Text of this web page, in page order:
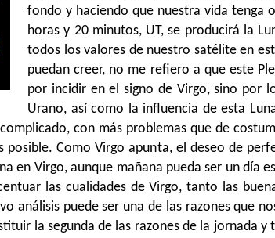
fondo y haciendo que nuestra vida tenga
horas y 20 minutos, UT, se producirá la
todos los valores de nuestro satélite en
puedan creer, no me refiero a que este
por incidir en el signo de Virgo, sino por
Urano, así como la influencia de esta
con más problemas que de
posible. Como Virgo apunta, el deseo de
en Virgo, aunque mañana pueda ser un día
las cualidades de Virgo, tanto las
análisis puede ser una de las razones que
la segunda de las razones de la jornada y